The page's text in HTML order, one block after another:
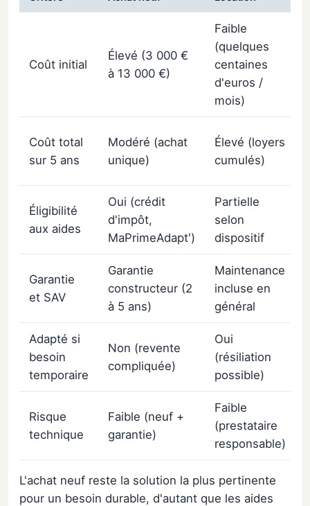
Coût initial
Élevé (3 000 €
à 13 000 €)
Faible
(quelques
centaines
d'euros /
mois)
Coût total
sur 5 ans
Modéré (achat
unique)
Élevé (loyers
cumulés)
Éligibilité
aux aides
Oui (crédit
d'impôt,
MaPrimeAdapt')
Partielle
selon
dispositif
Garantie
et SAV
Garantie
constructeur (2
à 5 ans)
Maintenance
incluse en
général
Adapté si
besoin
temporaire
Non (revente
compliquée)
Oui
(résiliation
possible)
Risque
technique
Faible (neuf +
garantie)
Faible
(prestataire
responsable)
L'achat neuf reste la solution la plus pertinente
pour un besoin durable, d'autant que les aides